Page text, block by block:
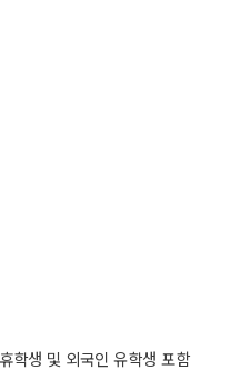
생 및 외국인 유학생 포함